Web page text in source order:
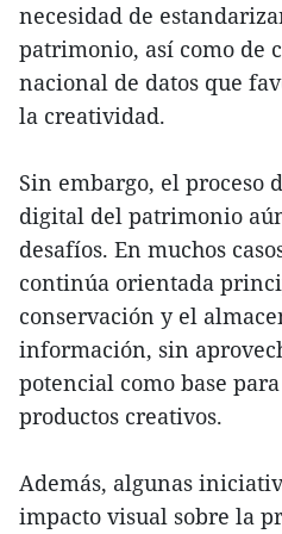
necesidad de
patrimonio, así como de
nacional de datos que
la creatividad.
Sin embargo, el proceso
digital del patrimonio
desafíos. En muchos
continúa orientada
conservación y el
información, sin
potencial como base
productos creativos.
Además, algunas
impacto visual sobre la